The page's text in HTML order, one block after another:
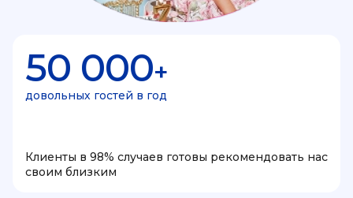
50 000+
довольных гостей в год
Клиенты в 98% случаев готовы рекомендовать нас
своим близким